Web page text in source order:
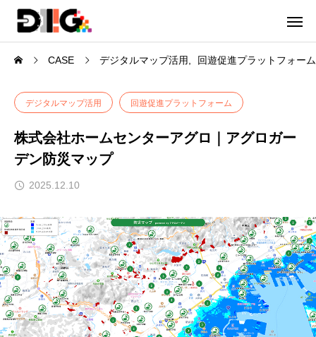
CASE デジタルマップ活用 回遊促進プラットフォーム
デジタルマップ活用 回遊促進プラットフォーム
株式会社ホームセンターアグロ｜アグロガー
デン防災マップ
2025.12.10